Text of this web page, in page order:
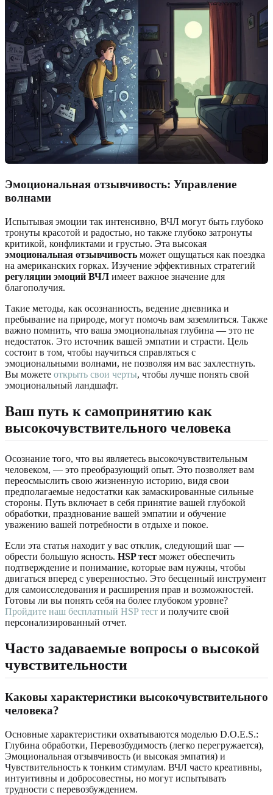
Эмоциональная отзывчивость: Управление
волнами
Испытывая эмоции так интенсивно, ВЧЛ могут быть глубоко
тронуты красотой и радостью, но также глубоко затронуты
критикой, конфликтами и грустью. Эта высокая
эмоциональная отзывчивость может ощущаться как поездка
на американских горках. Изучение эффективных стратегий
регуляции эмоций ВЧЛ имеет важное значение для
благополучия.
Такие методы, как осознанность, ведение дневника и
пребывание на природе, могут помочь вам заземлиться. Также
важно помнить, что ваша эмоциональная глубина — это не
недостаток. Это источник вашей эмпатии и страсти. Цель
состоит в том, чтобы научиться справляться с
эмоциональными волнами, не позволяя им вас захлестнуть.
Вы можете открыть свои черты, чтобы лучше понять свой
эмоциональный ландшафт.
Ваш путь к самопринятию как
высокочувствительного человека
Осознание того, что вы являетесь высокочувствительным
человеком, — это преобразующий опыт. Это позволяет вам
переосмыслить свою жизненную историю, видя свои
предполагаемые недостатки как замаскированные сильные
стороны. Путь включает в себя принятие вашей глубокой
обработки, празднование вашей эмпатии и обучение
уважению вашей потребности в отдыхе и покое.
Если эта статья находит у вас отклик, следующий шаг —
обрести большую ясность. HSP тест может обеспечить
подтверждение и понимание, которые вам нужны, чтобы
двигаться вперед с уверенностью. Это бесценный инструмент
для самоисследования и расширения прав и возможностей.
Готовы ли вы понять себя на более глубоком уровне?
Пройдите наш бесплатный HSP тест и получите свой
персонализированный отчет.
Часто задаваемые вопросы о высокой
чувствительности
Каковы характеристики высокочувствительного
человека?
Основные характеристики охватываются моделью D.O.E.S.:
Глубина обработки, Перевозбудимость (легко перегружается),
Эмоциональная отзывчивость (и высокая эмпатия) и
Чувствительность к тонким стимулам. ВЧЛ часто креативны,
интуитивны и добросовестны, но могут испытывать
трудности с перевозбуждением.